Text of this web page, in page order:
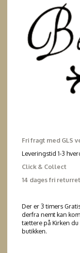
Fri fragt med GLS
Leveringstid 1-3
Click & Collect
14 dages fri
Der er 3 timers
derfra nemt kan
tættere på Kirken
butikken.